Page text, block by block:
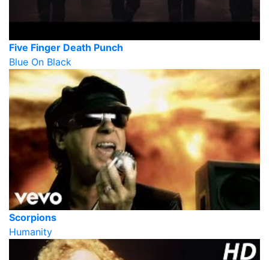
Five Finger Death Punch
Blue On Black
Scorpions
Humanity